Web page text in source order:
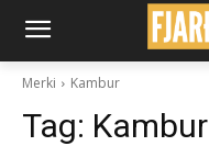
Merki Kambur
Tag: Kambur